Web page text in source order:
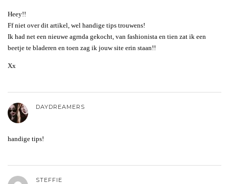
Heey!!
Ff niet over dit artikel, wel handige tips trouwens!
Ik had net een nieuwe agrnda gekocht, van fashionista en tien zat ik een
beetje te bladeren en toen zag ik jouw site erin staan!!
Xx
DAYDREAMERS
handige tips!
STEFFIE